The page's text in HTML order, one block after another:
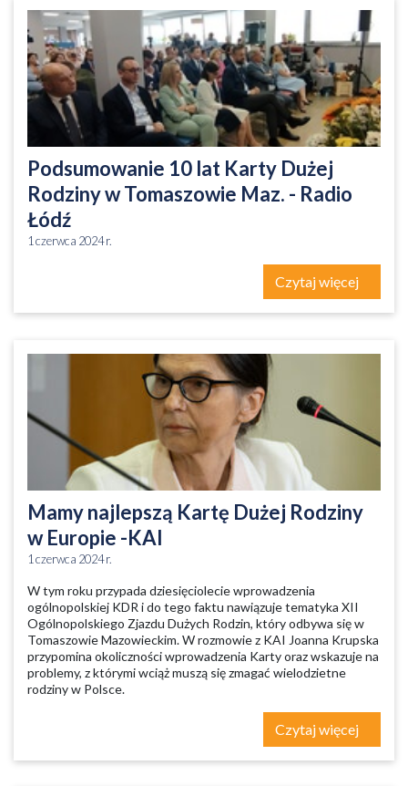
Podsumowanie 10 lat Karty Dużej
Rodziny w Tomaszowie Maz. - Radio
Łódź
1 czerwca 2024 r.
Czytaj więcej
Mamy najlepszą Kartę Dużej Rodziny
w Europie -KAI
1 czerwca 2024 r.
W tym roku przypada dziesięciolecie wprowadzenia
ogólnopolskiej KDR i do tego faktu nawiązuje tematyka XII
Ogólnopolskiego Zjazdu Dużych Rodzin, który odbywa się w
Tomaszowie Mazowieckim. W rozmowie z KAI Joanna Krupska
przypomina okoliczności wprowadzenia Karty oraz wskazuje na
problemy, z którymi wciąż muszą się zmagać wielodzietne
rodziny w Polsce.
Czytaj więcej